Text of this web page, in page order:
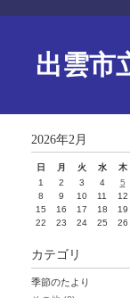
出雲市
2026年2月
日 月 火 水 木
1
2 3 4 5
8
9 10 11 12
15
16 17 18 19
22
23 24 25 26
カテゴリ
季節のたより